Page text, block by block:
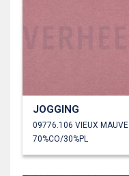
JOGGING
09776.106 VIEUX MAUVE
70%CO/30%PL